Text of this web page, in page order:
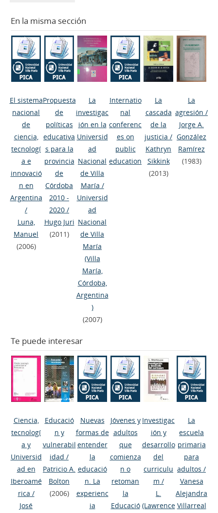
En la misma sección
El sistema
nacional
de
ciencia,
tecnologí
a e
innovació
n en
Argentina
/
Luna,
Manuel
(2006)
Propuesta
de
políticas
educativa
s para la
provincia
de
Córdoba
2010 -
2020 /
Hugo Juri
(2011)
La
investigac
ión en la
Universid
ad
Nacional
de Villa
María /
Universid
ad
Nacional
de Villa
María
(Villa
María,
Córdoba,
Argentina
)
(2007)
Internatio
nal
conferenc
es on
public
education
La
cascada
de la
justicia /
Kathryn
Sikkink
(2013)
La
agresión /
Jorge A.
González
Ramírez
(1983)
Te puede interesar
Ciencia,
tecnologí
a y
Universid
ad en
Iberoamé
rica /
José
Educació
n y
vulnerabil
idad /
Patricio A.
Bolton
(2006)
Nuevas
formas de
entender
la
educació
n. La
experienc
ia
Jóvenes y
adultos
que
comienza
n o
retoman
la
Educació
Investigac
ión y
desarrollo
del
curriculu
m /
L.
(Lawrence
La
escuela
primaria
para
adultos /
Vanesa
Alejandra
Villarreal